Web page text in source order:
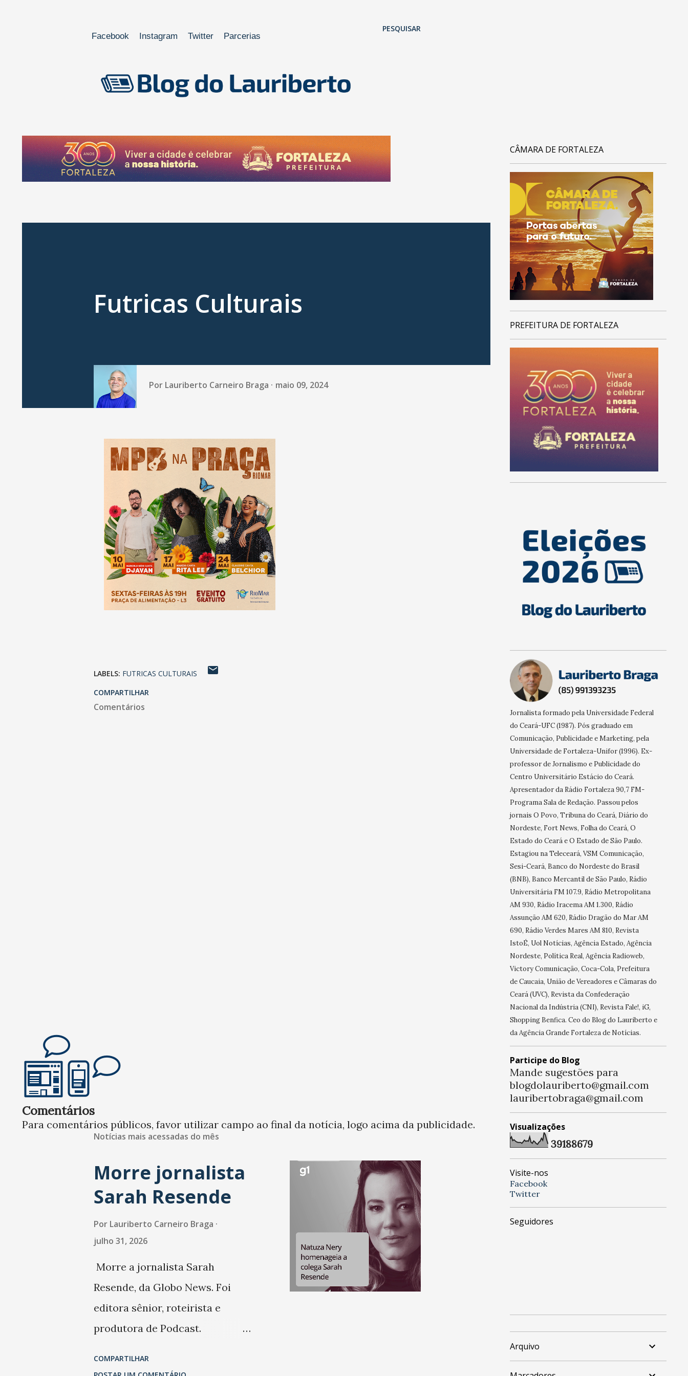
Facebook Instagram Twitter Parcerias
PESQUISAR
Futricas Culturais
Por Lauriberto Carneiro Braga maio 09, 2024
LABELS: FUTRICAS CULTURAIS
COMPARTILHAR
Comentários
Comentários
Para comentários públicos, favor utilizar campo ao final da notícia, logo acima da publicidade.
Notícias mais acessadas do mês
Morre jornalista
Sarah Resende
Por Lauriberto Carneiro Braga
julho 31, 2026
Morre a jornalista Sarah
Resende, da Globo News. Foi
editora sênior, roteirista e
produtora de Podcast.
São Paulo.
COMPARTILHAR
CÂMARA DE FORTALEZA
PREFEITURA DE FORTALEZA
Jornalista formado pela Universidade Federal
do Ceará-UFC (1987). Pós graduado em
Comunicação, Publicidade e Marketing, pela
Universidade de Fortaleza-Unifor (1996). Ex-
professor de Jornalismo e Publicidade do
Centro Universitário Estácio do Ceará.
Apresentador da Rádio Fortaleza 90,7 FM-
Programa Sala de Redação. Passou pelos
jornais O Povo, Tribuna do Ceará, Diário do
Nordeste, Fort News, Folha do Ceará, O
Estado do Ceará e O Estado de São Paulo.
Estagiou na Teleceará, VSM Comunicação,
Sesi-Ceará, Banco do Nordeste do Brasil
(BNB), Banco Mercantil de São Paulo, Rádio
Universitária FM 107.9, Rádio Metropolitana
AM 930, Rádio Iracema AM 1.300, Rádio
Assunção AM 620, Rádio Dragão do Mar AM
690, Rádio Verdes Mares AM 810, Revista
IstoÉ, Uol Notícias, Agência Estado, Agência
Nordeste, Política Real, Agência Radioweb,
Victory Comunicação, Coca-Cola, Prefeitura
de Caucaia, União de Vereadores e Câmaras do
Ceará (UVC), Revista da Confederação
Nacional da Indústria (CNI), Revista Fale!, iG,
Shopping Benfica. Ceo do Blog do Lauriberto e
da Agência Grande Fortaleza de Notícias.
Participe do Blog
Mande sugestões para
blogdolauriberto@gmail.com
lauribertobraga@gmail.com
Visualizações
39188679
Visite-nos
Facebook
Twitter
Seguidores
Arquivo